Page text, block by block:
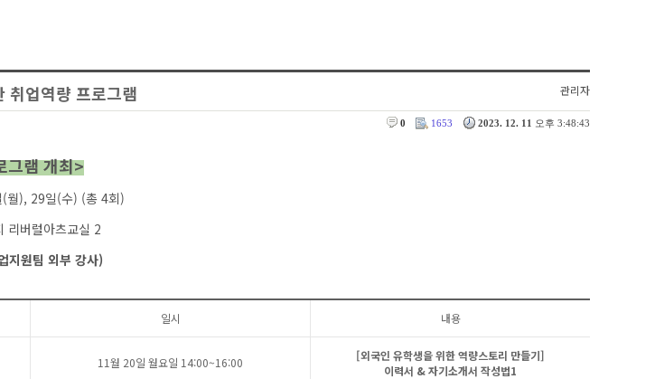
취업역량 프로그램 관리자
2023. 12. 11 오후 3:48:43
1653
0
그램 개최>
월), 29일(수) (총 4회)
리버럴아츠교실 2
지원팀 외부 강사)
일시 내용
11월 20일 월요일 14:00~16:00
[외국인 유학생을 위한 역량스토리 만들기]
이력서 & 자기소개서 작성법1